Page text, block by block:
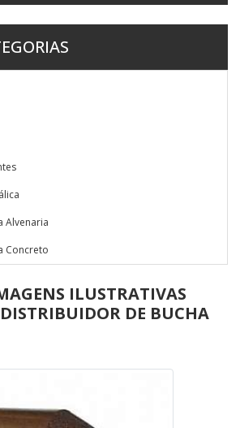
Alvenaria
Concreto
ILUSTRATIVAS
DISTRIBUIDOR DE BUCHA